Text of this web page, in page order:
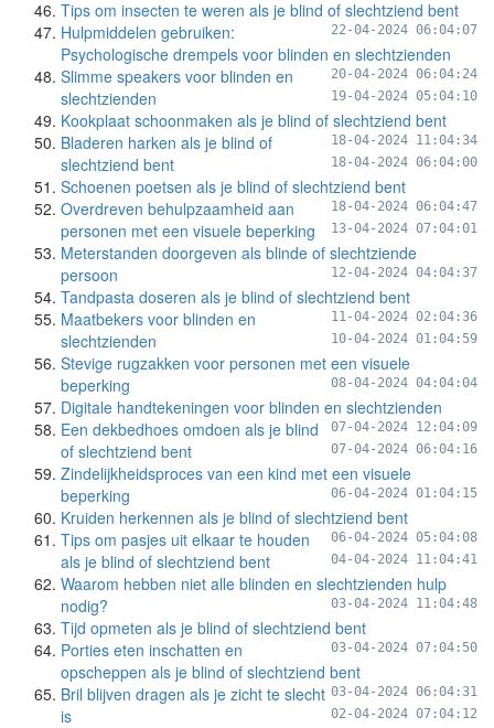
Tips om insecten te weren als je blind of slechtziend bent
22-04-2024 06:04:07
Hulpmiddelen gebruiken:
Psychologische drempels voor blinden en slechtzienden
20-04-2024 06:04:24
Slimme speakers voor blinden en
slechtzienden
19-04-2024 05:04:10
Kookplaat schoonmaken als je blind of slechtziend bent
18-04-2024 11:04:34
Bladeren harken als je blind of
slechtziend bent
18-04-2024 06:04:00
Schoenen poetsen als je blind of slechtziend bent
18-04-2024 06:04:47
Overdreven behulpzaamheid aan
personen met een visuele beperking
13-04-2024 07:04:01
Meterstanden doorgeven als blinde of slechtziende
persoon
12-04-2024 04:04:37
Tandpasta doseren als je blind of slechtziend bent
11-04-2024 02:04:36
Maatbekers voor blinden en
slechtzienden
10-04-2024 01:04:59
Stevige rugzakken voor personen met een visuele
beperking
08-04-2024 04:04:04
Digitale handtekeningen voor blinden en slechtzienden
07-04-2024 12:04:09
Een dekbedhoes omdoen als je blind
of slechtziend bent
07-04-2024 06:04:16
Zindelijkheidsproces van een kind met een visuele
beperking
06-04-2024 01:04:15
Kruiden herkennen als je blind of slechtziend bent
06-04-2024 05:04:08
Tips om pasjes uit elkaar te houden
als je blind of slechtziend bent
04-04-2024 11:04:41
Waarom hebben niet alle blinden en slechtzienden hulp
nodig?
03-04-2024 11:04:48
Tijd opmeten als je blind of slechtziend bent
03-04-2024 07:04:50
Porties eten inschatten en
opscheppen als je blind of slechtziend bent
03-04-2024 06:04:31
Bril blijven dragen als je zicht te slecht
is
02-04-2024 07:04:12